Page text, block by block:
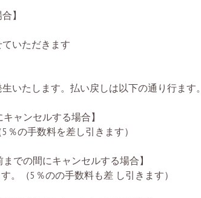
】
いただきます
いたします。払い戻しは以下の通り行ます。
ャンセルする場合】
の手数料を差し引きます）
での間にキャンセルする場合】
。（5％のの手数料も差 し引きます）